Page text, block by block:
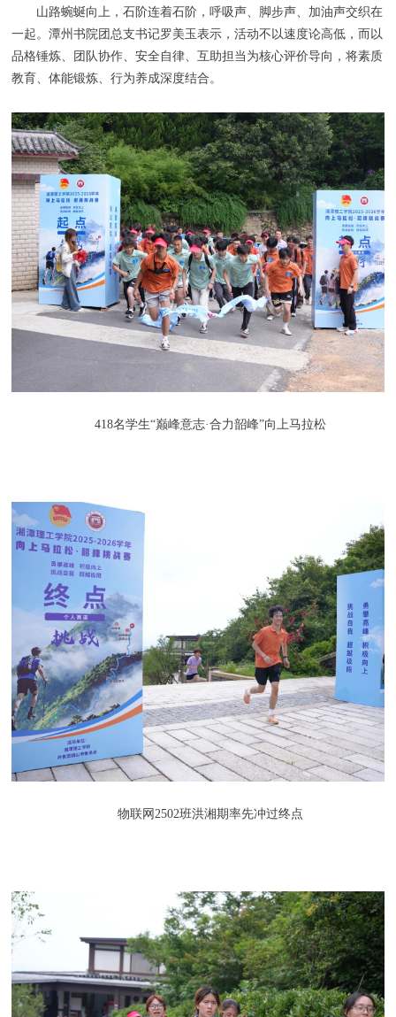
山路蜿蜒向上，石阶连着石阶，呼吸声、脚步声、加油声交织在
一起。潭州书院团总支书记罗美玉表示，活动不以速度论高低，而以
品格锤炼、团队协作、安全自律、互助担当为核心评价导向，将素质
教育、体能锻炼、行为养成深度结合。
418名学生“巅峰意志·合力韶峰”向上马拉松
物联网2502班洪湘期率先冲过终点